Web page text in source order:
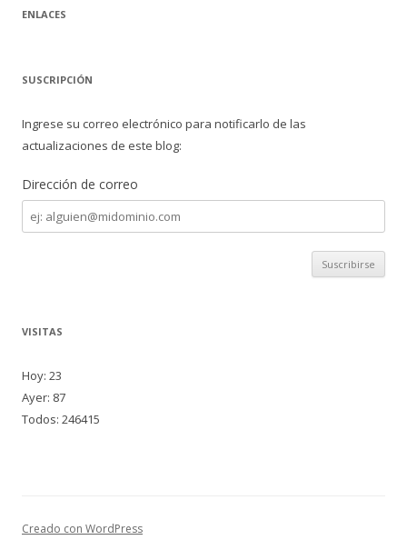
ENLACES
SUSCRIPCIÓN
Ingrese su correo electrónico para notificarlo de las
actualizaciones de este blog:
Dirección de correo
Dirección
de
correo
VISITAS
Hoy: 23
Ayer: 87
Todos: 246415
Creado con WordPress